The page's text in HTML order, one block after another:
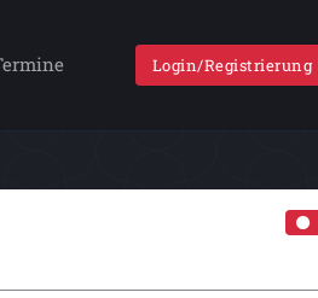
Login/Registrierung